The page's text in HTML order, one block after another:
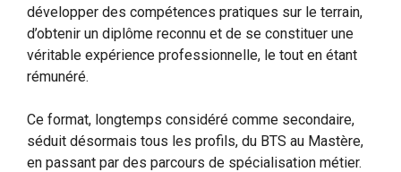
développer des compétences pratiques sur le terrain,
d’obtenir un diplôme reconnu et de se constituer une
véritable expérience professionnelle, le tout en étant
rémunéré.
Ce format, longtemps considéré comme secondaire,
séduit désormais tous les profils, du BTS au Mastère,
en passant par des parcours de spécialisation métier.